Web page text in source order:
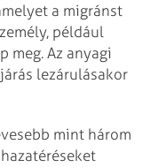
a migránst
például
meg. Az anyagi
lezárulásakor
mint három